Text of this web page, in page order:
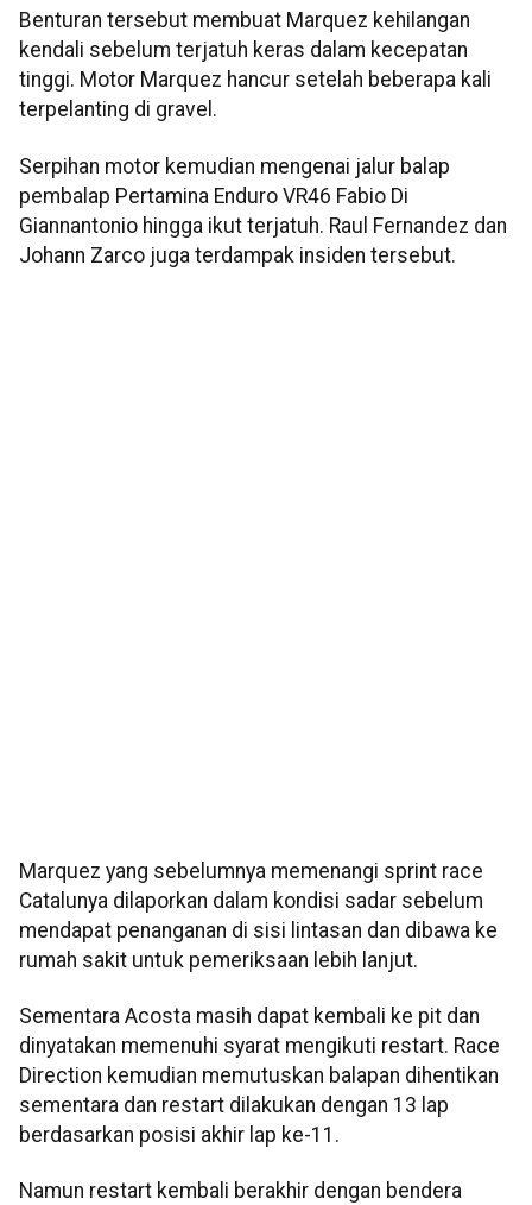
Benturan tersebut membuat Marquez kehilangan
kendali sebelum terjatuh keras dalam kecepatan
tinggi. Motor Marquez hancur setelah beberapa kali
terpelanting di gravel.
Serpihan motor kemudian mengenai jalur balap
pembalap Pertamina Enduro VR46 Fabio Di
Giannantonio hingga ikut terjatuh. Raul Fernandez dan
Johann Zarco juga terdampak insiden tersebut.
Marquez yang sebelumnya memenangi sprint race
Catalunya dilaporkan dalam kondisi sadar sebelum
mendapat penanganan di sisi lintasan dan dibawa ke
rumah sakit untuk pemeriksaan lebih lanjut.
Sementara Acosta masih dapat kembali ke pit dan
dinyatakan memenuhi syarat mengikuti restart. Race
Direction kemudian memutuskan balapan dihentikan
sementara dan restart dilakukan dengan 13 lap
berdasarkan posisi akhir lap ke-11.
Namun restart kembali berakhir dengan bendera